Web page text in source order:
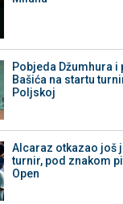
Pobjeda Džumhura i
Bašića na startu
Poljskoj
Alcaraz otkazao još
turnir, pod znakom
Open